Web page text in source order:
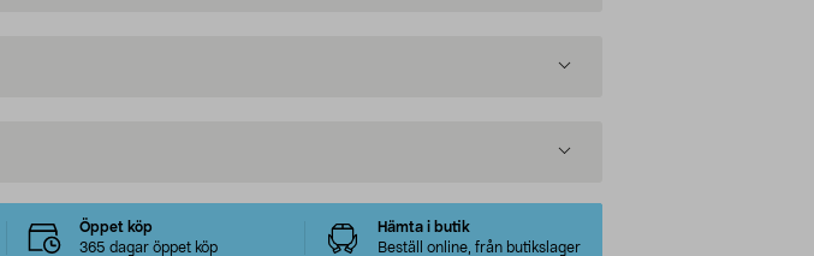
Öppet köp
365 dagar öppet köp
Hämta i butik
Beställ online, från butikslager